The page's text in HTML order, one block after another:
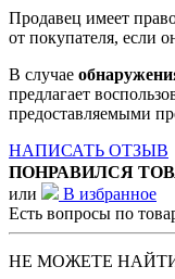
Продавец имеет
от покупателя, если
В случае
предлагает
предоставляемыми
НАПИСАТЬ ОТЗЫВ
ПОНРАВИЛСЯ
или
В избранное
Есть вопросы по
НЕ МОЖЕТЕ